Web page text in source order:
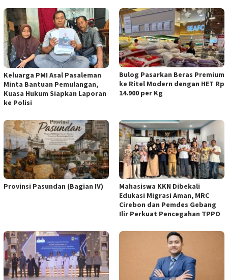
Keluarga PMI Asal Pasaleman
Minta Bantuan Pemulangan,
Kuasa Hukum Siapkan Laporan
ke Polisi
Bulog Pasarkan Beras Premium
ke Ritel Modern dengan HET Rp
14.900 per Kg
Provinsi Pasundan (Bagian IV)
Mahasiswa KKN Dibekali
Edukasi Migrasi Aman, MRC
Cirebon dan Pemdes Gebang
Ilir Perkuat Pencegahan TPPO